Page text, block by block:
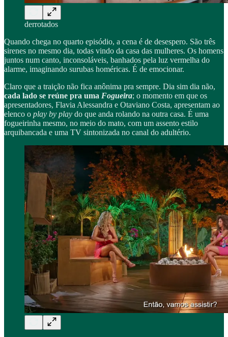
derrotados
Quando chega no quarto episódio, a cena é de desespero. São três
sirenes no mesmo dia, todas vindo da casa das mulheres. Os homens
juntos num canto, inconsoláveis, banhados pela luz vermelha do
alarme, imaginando surubas homéricas. É de emocionar.
Claro que a traição não fica anônima pra sempre. Dia sim dia não,
cada lado se reúne pra uma Fogueira; o momento em que os
apresentadores, Flavia Alessandra e Otaviano Costa, apresentam ao
elenco o play by play do que anda rolando na outra casa. É uma
fogueirinha mesmo, no meio do mato, com um assento estilo
arquibancada e uma TV sintonizada no canal do adultério.